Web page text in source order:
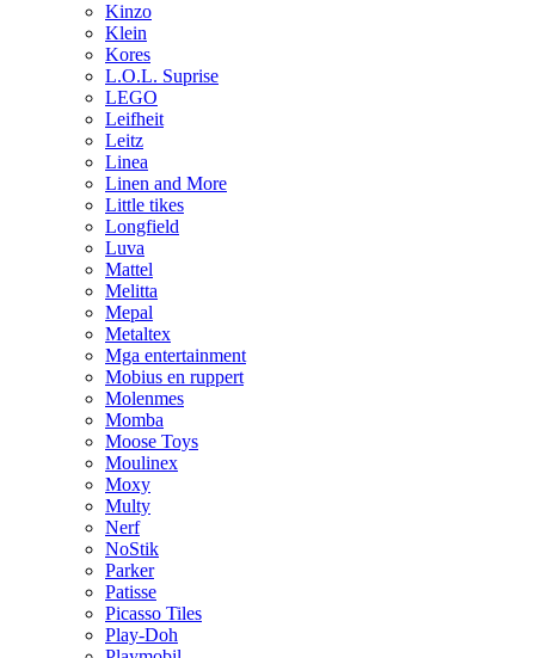
Kinzo
Klein
Kores
L.O.L. Suprise
LEGO
Leifheit
Leitz
Linea
Linen and More
Little tikes
Longfield
Luva
Mattel
Melitta
Mepal
Metaltex
Mga entertainment
Mobius en ruppert
Molenmes
Momba
Moose Toys
Moulinex
Moxy
Multy
Nerf
NoStik
Parker
Patisse
Picasso Tiles
Play-Doh